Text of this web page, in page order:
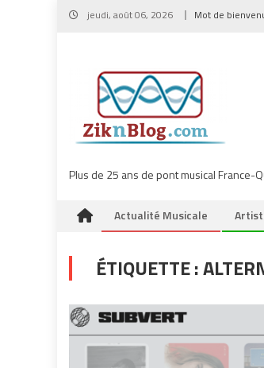
Skip
jeudi, août 06, 2026 Mot de
Plus de 25 ans de pont musical France-
Actualité Musicale
ÉTIQUETTE :